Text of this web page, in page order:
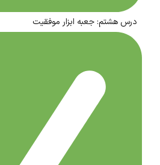
درس هشتم: جعبه ابزار موفقیت